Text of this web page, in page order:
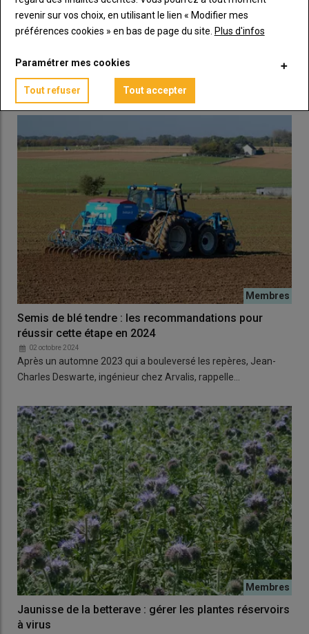
Jaunisse de la betterave : comment lutter en 2025,
Le froid hivernal va retarder l’arrivée à courant mai des
pucerons vecteurs de la jaunisse sur betterave…
Semis de blé tendre : les recommandations pour
réussir cette étape en 2024
02 octobre 2024
Après un automne 2023 qui a bouleversé les repères, Jean-
Charles Deswarte, ingénieur chez Arvalis, rappelle…
Jaunisse de la betterave : gérer les plantes réservoirs
à virus
revenir sur vos choix, en utilisant le lien « Modifier mes
préférences cookies » en bas de page du site. Plus d'infos
Paramétrer mes cookies
Tout refuser Tout accepter